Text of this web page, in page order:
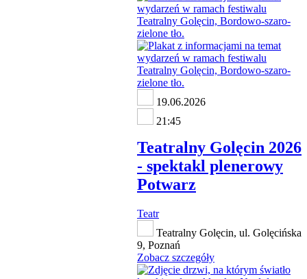
19.06.2026
21:45
Teatralny Golęcin 2026
- spektakl plenerowy
Potwarz
Teatr
Teatralny Golęcin, ul. Golęcińska
9, Poznań
Zobacz szczegóły